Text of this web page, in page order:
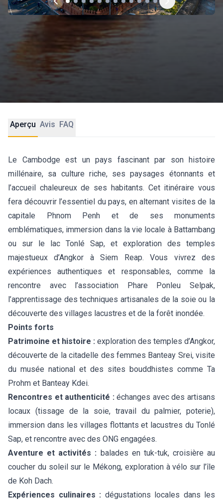
Aperçu Avis FAQ
Le Cambodge est un pays fascinant par son histoire
millénaire, sa culture riche, ses paysages étonnants et
l’accueil chaleureux de ses habitants. Cet itinéraire vous
fera découvrir l’essentiel du pays, en alternant visites de la
capitale Phnom Penh et de ses monuments
emblématiques, immersion dans la vie locale à Battambang
ou sur le lac Tonlé Sap, et exploration des temples
majestueux d’Angkor à Siem Reap. Vous vivrez des
expériences authentiques et responsables, comme la
rencontre avec l’association Phare Ponleu Selpak,
l’apprentissage des techniques artisanales de la soie ou la
découverte des villages lacustres et de la forêt inondée.
Points forts
Patrimoine et histoire : exploration des temples d’Angkor,
découverte de la citadelle des femmes Banteay Srei, visite
du musée national et des sites bouddhistes comme Ta
Prohm et Banteay Kdei.
Rencontres et authenticité : échanges avec des artisans
locaux (tissage de la soie, travail du palmier, poterie),
immersion dans les villages flottants et lacustres du Tonlé
Sap, et rencontre avec des ONG engagées.
Aventure et activités : balades en tuk-tuk, croisière au
coucher du soleil sur le Mékong, exploration à vélo sur l’île
de Koh Dach.
Expériences culinaires : dégustations locales dans les